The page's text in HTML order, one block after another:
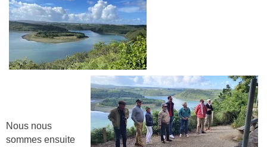
Nous nous
sommes ensuite